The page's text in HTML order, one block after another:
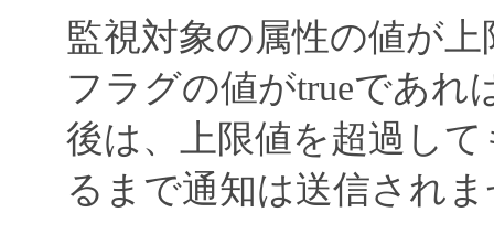
監視対象の属性の値が
フラグの値がtrueであれ
後は、上限値を超過し
るまで通知は送信され